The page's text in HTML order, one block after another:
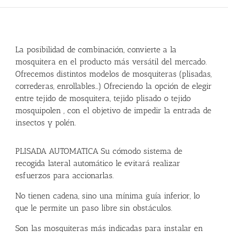
La posibilidad de combinación, convierte a la
mosquitera en el producto más versátil del mercado.
Ofrecemos distintos modelos de mosquiteras (plisadas,
correderas, enrollables…) Ofreciendo la opción de elegir
entre tejido de mosquitera, tejido plisado o tejido
mosquipolen , con el objetivo de impedir la entrada de
insectos y polén.
PLISADA AUTOMATICA Su cómodo sistema de
recogida lateral automático le evitará realizar
esfuerzos para accionarlas.
No tienen cadena, sino una mínima guía inferior, lo
que le permite un paso libre sin obstáculos.
Son las mosquiteras más indicadas para instalar en